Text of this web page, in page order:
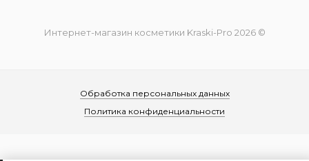
Интернет-магазин косметики Kraski-Pro 2026 ©
Обработка персональных данных
Политика конфиденциальности